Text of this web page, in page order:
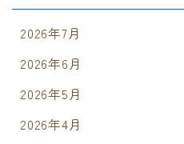
2026年7月
2026年6月
2026年5月
2026年4月